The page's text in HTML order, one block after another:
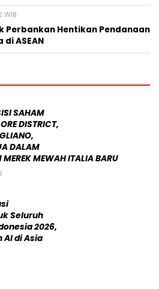
WIB
Perbankan Hentikan Pendanaan
ASEAN
SAHAM
DISTRICT,
DALAM
MEWAH ITALIA BARU
Seluruh
2026,
AI di Asia